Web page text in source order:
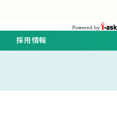
採用情報